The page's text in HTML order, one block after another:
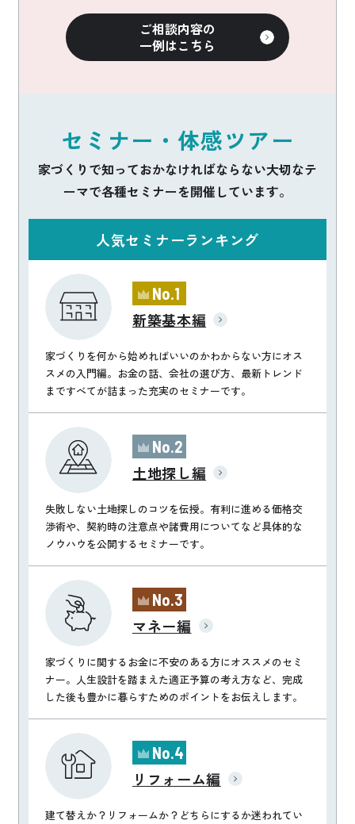
ご相談内容の
一例はこちら
セミナー・体感ツアー
家づくりで知っておかなければならない大切なテ
ーマで各種セミナーを開催しています。
人気セミナーランキング
No.1
新築基本編
家づくりを何から始めればいいのかわからない方にオス
スメの入門編。お金の話、会社の選び方、 最新トレンド
まですべてが詰まった充実のセミナーです。
No.2
土地探し編
失敗しない土地探しのコツを伝授。有利に進める価格交
渉術や、契約時の注意点や諸費用についてなど具体的な
ノウハウを公開するセミナーです。
No.3
マネー編
家づくりに関するお金に不安のある方にオススメのセミ
ナー。 人生設計を踏まえた適正予算の考え方など、完成
した後も豊かに暮らすためのポイントをお伝えします。
No.4
リフォーム編
建て替えか？リフォームか？どちらにするか迷われてい